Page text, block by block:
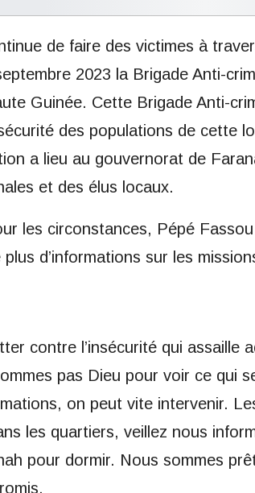
de faire des victimes à
2023 la Brigade Anti-
Guinée. Cette Brigade Anti-
des populations de cette
a lieu au gouvernorat de
et des élus locaux.
les circonstances, Pépé
d’informations sur les
contre l’insécurité qui assaille
pas Dieu pour voir ce qui
on peut vite intervenir.
les quartiers, veillez nous
pour dormir. Nous sommes